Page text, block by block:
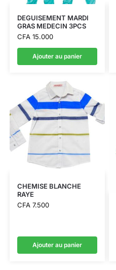
DEGUISEMENT MARDI
GRAS MEDECIN 3PCS
CFA15.000
Ajouter au panier
CHEMISE BLANCHE
RAYE
CFA7.500
Ajouter au panier